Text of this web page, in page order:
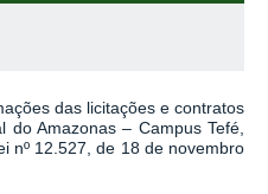
das licitações e contratos
do Amazonas – Campus Tefé,
nº 12.527, de 18 de novembro